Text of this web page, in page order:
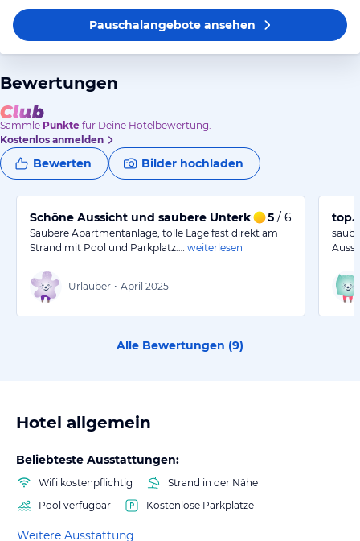
Pauschalangeboteansehen
Bewertungen
Sammle Punkte für Deine Hotelbewertung.
Kostenlos anmelden
Bewerten Bilder hochladen
Schöne Aussicht und saubere Unterkunft direkt am
5 / 6
Saubere Apartmentanlage, tolle Lage fast direkt am
Strand mit Pool und Parkplatz.…
weiterlesen
Urlauber • April 2025
top.
Alle Bewertungen (9)
Hotel allgemein
Beliebteste Ausstattungen:
Wifi kostenpflichtig
Strand in der Nähe
Pool verfügbar
Kostenlose Parkplätze
Weitere Ausstattung